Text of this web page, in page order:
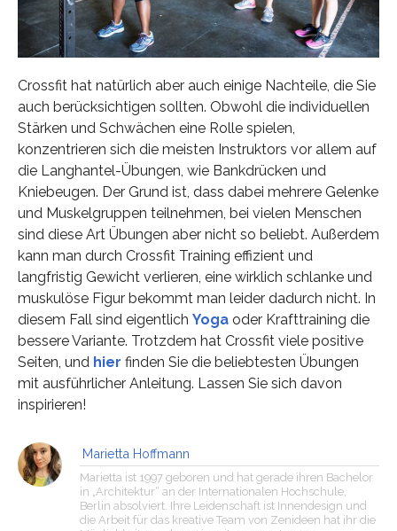
Crossfit hat natürlich aber auch einige Nachteile, die Sie
auch berücksichtigen sollten. Obwohl die individuellen
Stärken und Schwächen eine Rolle spielen,
konzentrieren sich die meisten Instruktors vor allem auf
die Langhantel-Übungen, wie Bankdrücken und
Kniebeugen. Der Grund ist, dass dabei mehrere Gelenke
und Muskelgruppen teilnehmen, bei vielen Menschen
sind diese Art Übungen aber nicht so beliebt. Außerdem
kann man durch Crossfit Training effizient und
langfristig Gewicht verlieren, eine wirklich schlanke und
muskulöse Figur bekommt man leider dadurch nicht. In
diesem Fall sind eigentlich Yogaoder Krafttraining die
bessere Variante. Trotzdem hat Crossfit viele positive
Seiten, und hier finden Sie die beliebtesten Übungen
mit ausführlicher Anleitung. Lassen Sie sich davon
inspirieren!
Marietta Hoffmann
Marietta ist 1997 geboren und hat gerade ihren Bachelor
in „Architektur“ an der Internationalen Hochschule,
Berlin absolviert. Ihre Leidenschaft ist Innendesign und
die Arbeit für das kreative Team von Zenideen hat ihr die